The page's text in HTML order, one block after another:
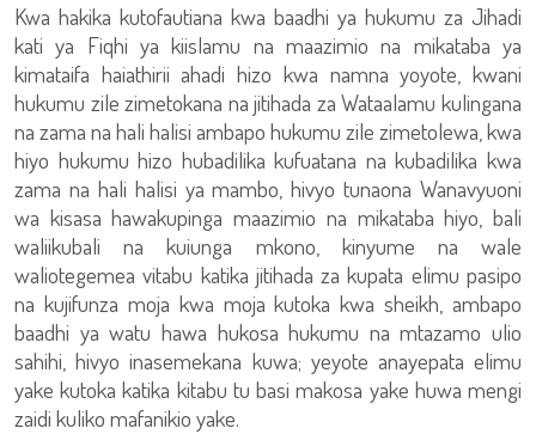
Kwa hakika kutofautiana kwa baadhi ya hukumu za Jihadi
kati ya Fiqhi ya kiislamu na maazimio na mikataba ya
kimataifa haiathirii ahadi hizo kwa namna yoyote, kwani
hukumu zile zimetokana na jitihada za Wataalamu kulingana
na zama na hali halisi ambapo hukumu zile zimetolewa, kwa
hiyo hukumu hizo hubadilika kufuatana na kubadilika kwa
zama na hali halisi ya mambo, hivyo tunaona Wanavyuoni
wa kisasa hawakupinga maazimio na mikataba hiyo, bali
waliikubali na kuiunga mkono, kinyume na wale
waliotegemea vitabu katika jitihada za kupata elimu pasipo
na kujifunza moja kwa moja kutoka kwa sheikh, ambapo
baadhi ya watu hawa hukosa hukumu na mtazamo ulio
sahihi, hivyo inasemekana kuwa; yeyote anayepata elimu
yake kutoka katika kitabu tu basi makosa yake huwa mengi
zaidi kuliko mafanikio yake.